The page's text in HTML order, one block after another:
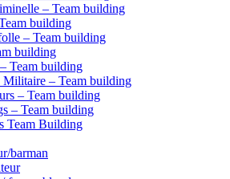
– Team building
building
– Team building
building
Team building
Militaire – Team building
– Team building
– Team building
Team Building
barman